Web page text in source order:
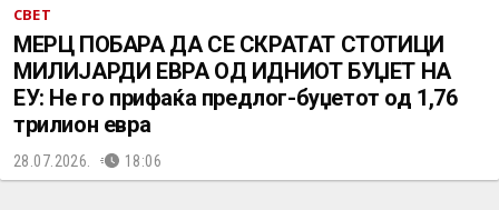
СВЕТ
МЕРЦ ПОБАРА ДА СЕ СКРАТАТ СТОТИЦИ
МИЛИЈАРДИ ЕВРА ОД ИДНИОТ БУЏЕТ НА
ЕУ: Не го прифаќа предлог-буџетот од 1,76
трилион евра
28.07.2026. 18:06